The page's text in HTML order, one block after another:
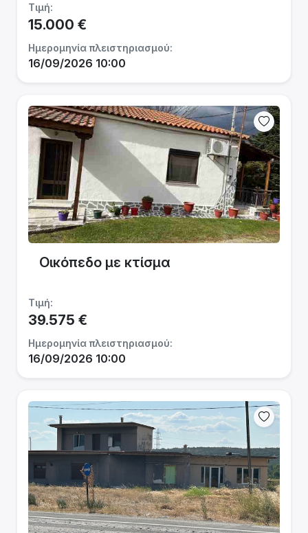
Τιμή:
15.000 €
Ημερομηνία πλειστηριασμού:
16/09/2026 10:00
Οικόπεδο με κτίσμα
Τιμή:
39.575 €
Ημερομηνία πλειστηριασμού:
16/09/2026 10:00